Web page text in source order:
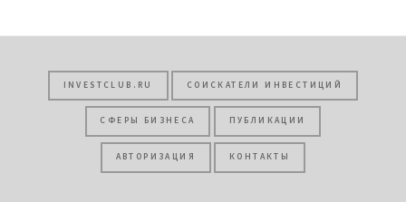
INVESTCLUB.RU СОИСКАТЕЛИ ИНВЕСТИЦИЙ
СФЕРЫ БИЗНЕСА ПУБЛИКАЦИИ
АВТОРИЗАЦИЯ КОНТАКТЫ